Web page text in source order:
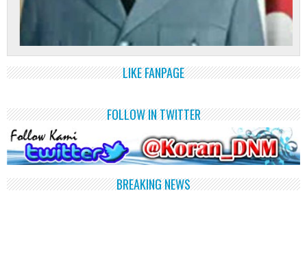
LIKE FANPAGE
FOLLOW IN TWITTER
BREAKING NEWS